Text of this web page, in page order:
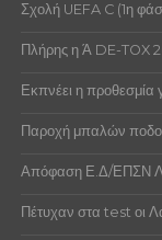
Σχολή UEFA C (1η
Πλήρης η Ά DE-TOX
Εκπνέει η προθεσμία
Παροχή μπαλών
Απόφαση Ε.Δ/ΕΠΣΝ
Πέτυχαν στα test οι